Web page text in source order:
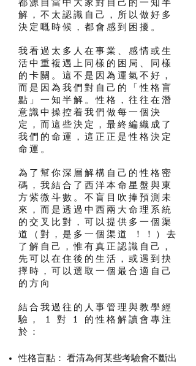
都源自當中大家對自己的一知半
解，不太認識自己，所以做好多
決定嘅時候，都會感到困擾。
我看過太多人在事業、感情或生
活中重複遇上同樣的困局、同樣
的卡關。這不是因為運氣不好，
而是因為我們對自己的「性格盲
點」一知半解。性格，往往在潛
意識中操控着我們做每一個決
定，而這些決定，最終編織成了
我們的命運，這正正是性格決定
命運。
為了幫你深層解構自己的性格密
碼，我結合了西洋本命星盤與東
方紫微斗數。不盲目吹捧預測未
來，而是透過中西兩大命理系統
的交叉比對，可以提供多一個渠
道（對，是多一個渠道 ！！）去
了解自己，惟有真正認識自己，
先可以在住後的生活，或遇到抉
擇時，可以選取一個最合適自己
的方向
結合我過往的人事管理與教學經
驗， 1 對 1 的性格解讀會專注
於：
性格盲點： 看清為何某些考驗會不斷出